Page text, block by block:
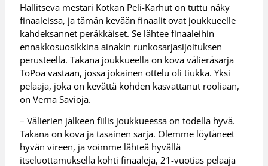
Hallitseva mestari Kotkan Peli-Karhut on tuttu näky
finaaleissa, ja tämän kevään finaalit ovat joukkueelle
kahdeksannet peräkkäiset. Se lähtee finaaleihin
ennakkosuosikkina ainakin runkosarjasijoituksen
perusteella. Takana joukkueella on kova välieräsarja
ToPoa vastaan, jossa jokainen ottelu oli tiukka. Yksi
pelaaja, joka on kevättä kohden kasvattanut rooliaan,
on Verna Savioja.
– Välierien jälkeen fiilis joukkueessa on todella hyvä.
Takana on kova ja tasainen sarja. Olemme löytäneet
hyvän vireen, ja voimme lähteä hyvällä
itseluottamuksella kohti finaaleja, 21-vuotias pelaaja